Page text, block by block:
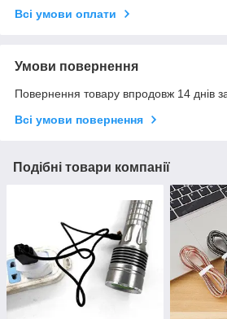
Всі умови оплати
Умови повернення
Повернення товару впродовж 14 днів
Всі умови повернення
Подібні товари компанії